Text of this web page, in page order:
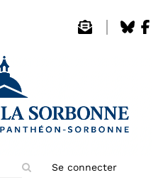
Se connecter